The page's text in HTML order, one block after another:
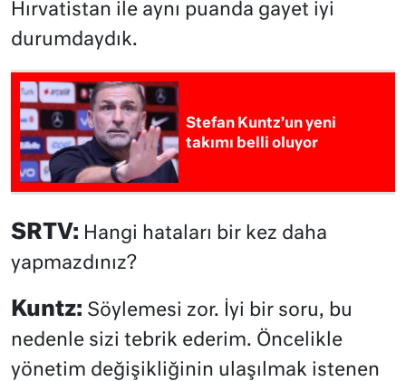
Hırvatistan ile aynı puanda gayet iyi
durumdaydık.
Stefan Kuntz’un yeni
takımı belli oluyor
SRTV: Hangi hataları bir kez daha
yapmazdınız?
Kuntz: Söylemesi zor. İyi bir soru, bu
nedenle sizi tebrik ederim. Öncelikle
yönetim değişikliğinin ulaşılmak istenen